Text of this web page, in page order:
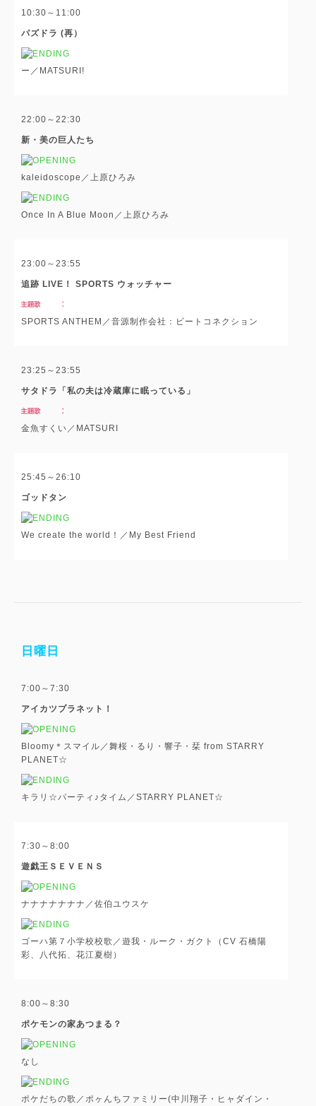
10:30～11:00
パズドラ (再）
ー／MATSURI!
22:00～22:30
新・美の巨人たち
kaleidoscope／上原ひろみ
Once In A Blue Moon／上原ひろみ
23:00～23:55
追跡 LIVE！ SPORTS ウォッチャー
SPORTS ANTHEM／音源制作会社：ビートコネクション
23:25～23:55
サタドラ「私の夫は冷蔵庫に眠っている」
金魚すくい／MATSURI
25:45～26:10
ゴッドタン
We create the world！／My Best Friend
日曜日
7:00～7:30
アイカツプラネット！
Bloomy＊スマイル／舞桜・るり・響子・栞 from STARRY
PLANET☆
キラリ☆パーティ♪タイム／STARRY PLANET☆
7:30～8:00
遊戯王ＳＥＶＥＮＳ
ナナナナナナナ／佐伯ユウスケ
ゴーハ第７小学校校歌／遊我・ルーク・ガクト（CV 石橋陽
彩、八代拓、花江夏樹）
8:00～8:30
ポケモンの家あつまる？
なし
ポケだちの歌／ポヶんちファミリー(中川翔子・ヒャダイン・